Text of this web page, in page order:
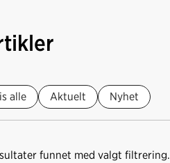
alle Aktuelt Nyhet
funnet med valgt filtrering.